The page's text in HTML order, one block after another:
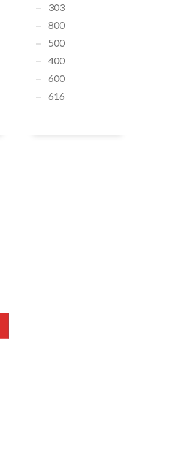
303
800
500
400
600
616